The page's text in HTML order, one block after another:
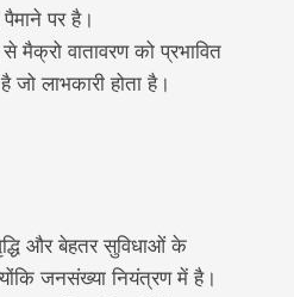
पर है।
वातावरण को प्रभावित
लाभकारी होता है।
और बेहतर सुविधाओं के
जनसंख्या नियंत्रण में है।